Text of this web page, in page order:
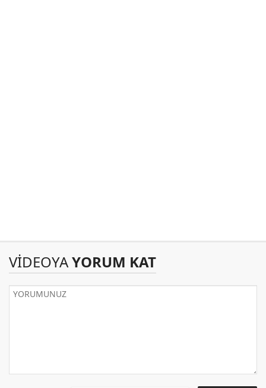
VİDEOYAYORUM KAT